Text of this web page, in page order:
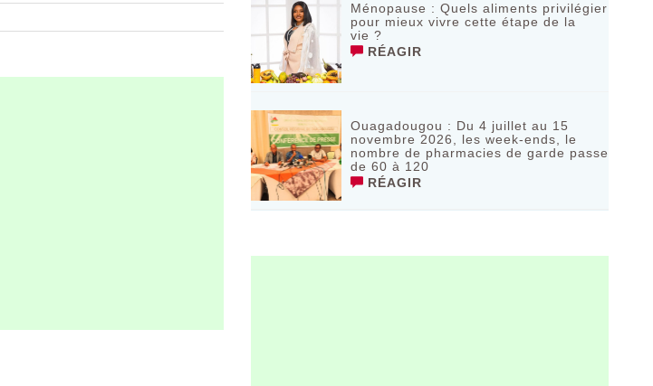
Ménopause : Quels aliments privilégier
pour mieux vivre cette étape de la
vie ?
RÉAGIR
Ouagadougou : Du 4 juillet au 15
novembre 2026, les week-ends, le
nombre de pharmacies de garde passe
de 60 à 120
RÉAGIR